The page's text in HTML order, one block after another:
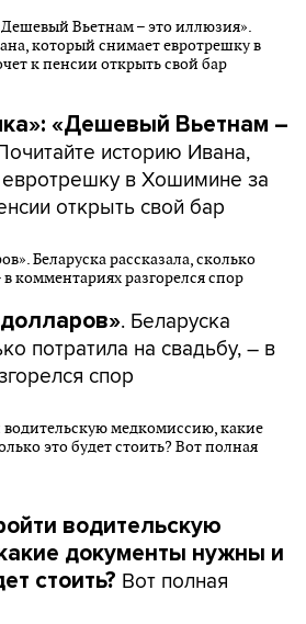
«Дешевый Вьетнам –
историю Ивана,
в Хошимине за
открыть свой бар
. Беларуска
потратила на свадьбу, – в
спор
водительскую
документы нужны и
стоить? Вот полная